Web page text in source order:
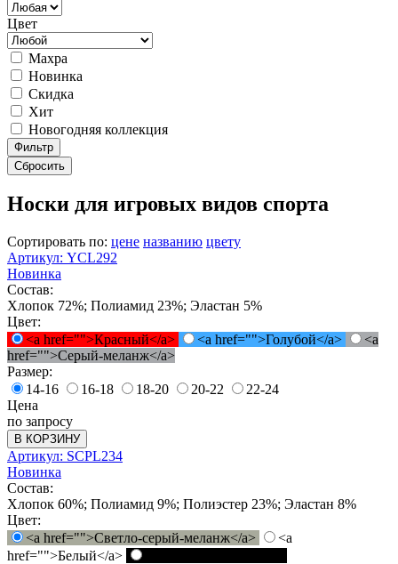
Цвет
Махра
Новинка
Скидка
Хит
Новогодняя коллекция
Фильтр
Сбросить
Носки для игровых видов спорта
Сортировать по: цене названию цвету
Артикул: YCL292
Новинка
Состав:
Хлопок 72%; Полиамид 23%; Эластан 5%
Цвет:
<a href="">Красный</a>
<a href="">Голубой</a>
<a
href="">Серый-меланж</a>
Размер:
14-16
16-18 18-20 20-22
22-24
Цена
по запросу
В КОРЗИНУ
Артикул: SCPL234
Новинка
Состав:
Хлопок 60%; Полиамид 9%; Полиэстер 23%; Эластан 8%
Цвет:
<a href="">Светло-серый-меланж</a>
<a
href="">Белый</a>